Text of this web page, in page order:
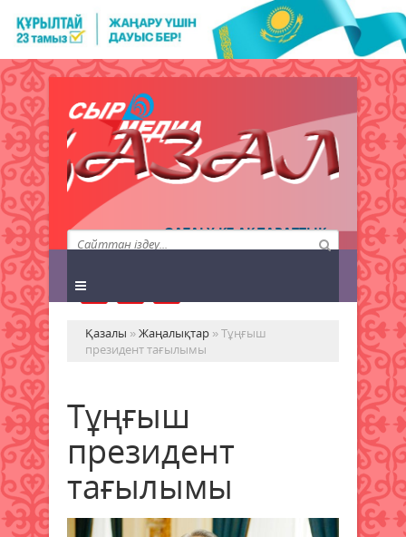
QAZALY.KZ АҚПАРАТТЫҚ
АГЕНТТІГІ
Қазалы »Жаңалықтар » Тұңғыш
президент тағылымы
Тұңғыш
президент
тағылымы